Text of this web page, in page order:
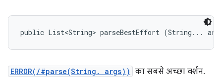
public List<String> parseBestEffort (String...
ERROR(/#parse(String. args)) का सबसे अच्छा वर्शन.